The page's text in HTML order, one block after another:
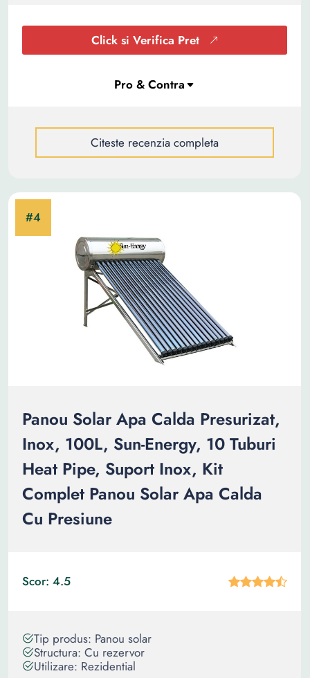
Click si Verifica Pret
Citeste recenzia completa
Panou Solar Apa Calda Presurizat,
Inox, 100L, Sun-Energy, 10 Tuburi
Heat Pipe, Suport Inox, Kit
Complet Panou Solar Apa Calda
Cu Presiune
Scor: 4.5
Tip produs: Panou solar
Structura: Cu rezervor
Utilizare: Rezidential